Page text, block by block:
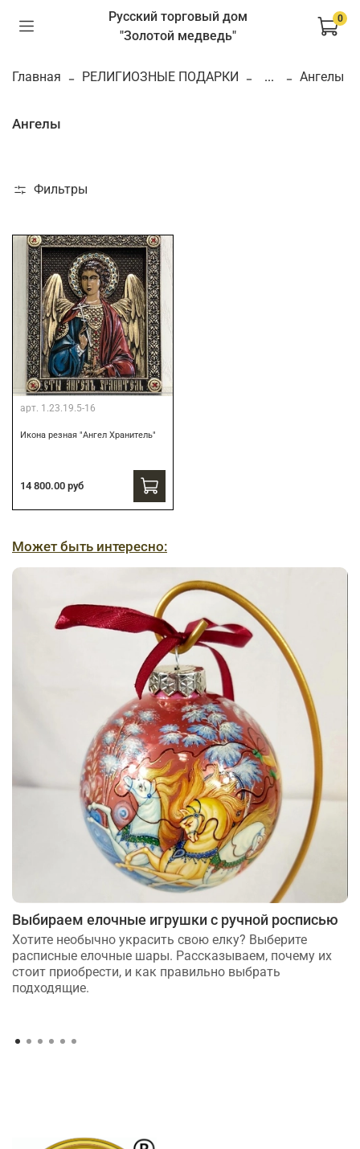
Русский торговый дом
"Золотой медведь"
0
Главная РЕЛИГИОЗНЫЕ ПОДАРКИ ... Ангелы
Ангелы
Фильтры
арт. 1.23.19.5-16
Икона резная "Ангел Хранитель"
14 800.00 руб
Может быть интересно:
Выбираем елочные игрушки с ручной росписью
Хотите необычно украсить свою елку? Выберите
расписные елочные шары. Рассказываем, почему их
стоит приобрести, и как правильно выбрать
подходящие.